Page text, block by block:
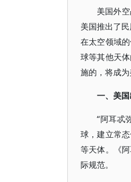
美国外
美国推出了
在太空领域
球等其他天
施的，将成为
一、美
“阿耳忒
球，建立常
等天体。《
际规范。